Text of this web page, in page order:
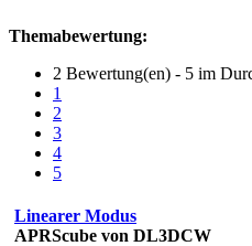
Themabewertung:
2 Bewertung(en) - 5 im
1
2
3
4
5
Linearer Modus
APRScube von DL3DCW